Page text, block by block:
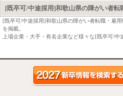
[既卒可/中途採用]和歌山県の障がい者転
[既卒可/中途採用]和歌山県の障がい者転職・雇
を掲載。
上場企業・大手・有名企業など様々な[既卒可/